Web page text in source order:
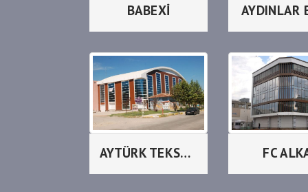
BABEXİ AYDINLAR
AYTÜRK TEKSTİL FC